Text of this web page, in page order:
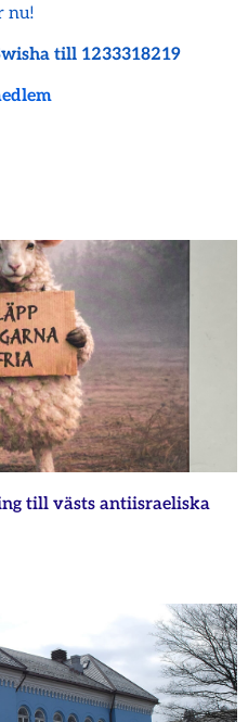
nu!
till 1233318219
till västs antiisraeliska